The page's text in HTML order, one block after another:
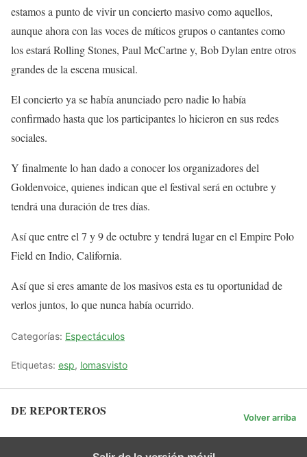
estamos a punto de vivir un concierto masivo como aquellos,
aunque ahora con las voces de míticos grupos o cantantes como
los estará Rolling Stones, Paul McCartne y, Bob Dylan entre otros
grandes de la escena musical.
El concierto ya se había anunciado pero nadie lo había
confirmado hasta que los participantes lo hicieron en sus redes
sociales.
Y finalmente lo han dado a conocer los organizadores del
Goldenvoice, quienes indican que el festival será en octubre y
tendrá una duración de tres días.
Así que entre el 7 y 9 de octubre y tendrá lugar en el Empire Polo
Field en Indio, California.
Así que si eres amante de los masivos esta es tu oportunidad de
verlos juntos, lo que nunca había ocurrido.
Categorías: Espectáculos
Etiquetas: esp, lomasvisto
DE REPORTEROS Volver arriba